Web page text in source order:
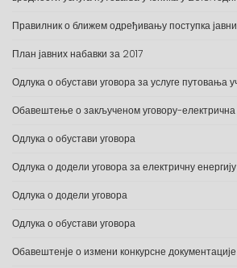
Правилник о ближем одређивању поступка
План јавних набавки за 2017
Одлука о обустави уговора за услуге путовања
Обавештење о закљученом уговору-електрична
Одлука о обустави уговора
Одлука о додели уговора за електричну
Одлука о додели уговора
Одлука о обустави уговора
Обавештенје о измени конкурсне документације